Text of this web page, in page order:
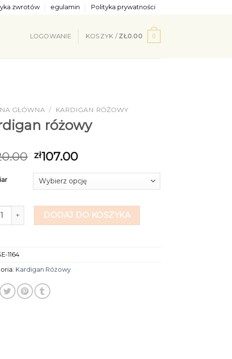
zwrotów egulamin Polityka prywatności
LOGOWANIE KOSZYK / ZŁ0.00 0
GŁÓWNA / KARDIGAN RÓŻOWY
różowy
zł107.00
kardigan różowyDODAJ DO KOSZYKA
1164
Kardigan Różowy